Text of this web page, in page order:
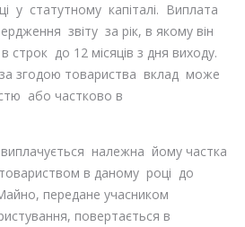
у статутному капіталі. Виплата
звіту за рік, в якому він
строк до 12 місяців з дня виходу.
згодою товариства вклад може
або частково в
належна йому частка
в даному році до
передане учасником
повертається в